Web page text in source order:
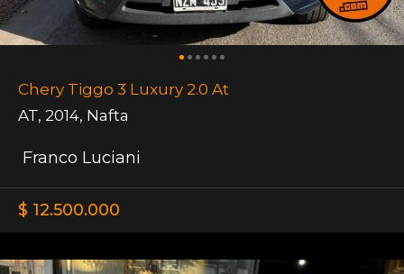
Chery Tiggo 3 Luxury 2.0 At
AT, 2014, Nafta
Franco Luciani
$ 12.500.000